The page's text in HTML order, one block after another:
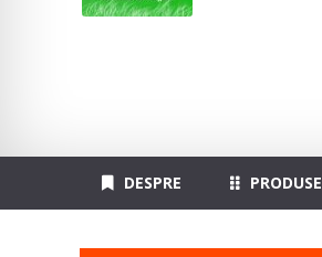
DESPRE PRODUSE